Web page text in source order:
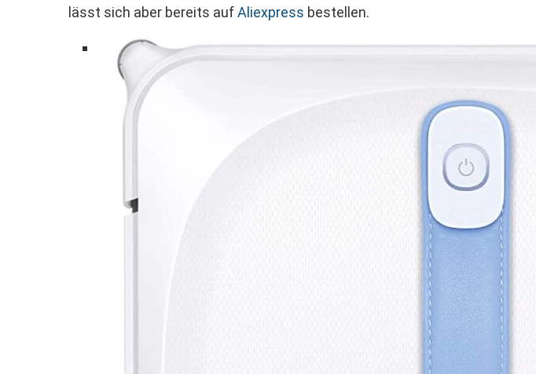
lässt sich aber bereits aufAliexpress bestellen.